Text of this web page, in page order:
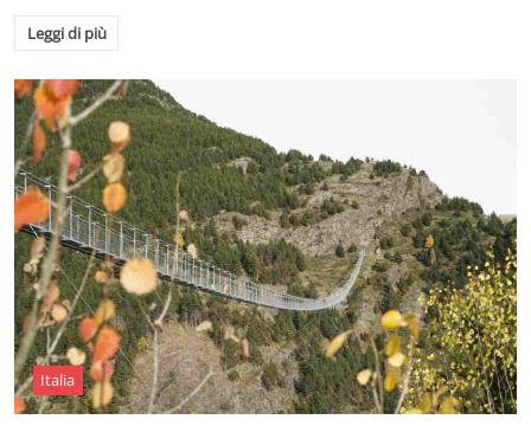
Leggi di più
Italia